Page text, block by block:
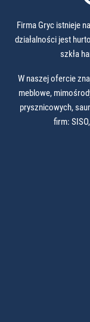
Firma Gryc istnieje
działalności jest
szkła
W naszej ofercie
meblowe,
prysznicowych,
firm: